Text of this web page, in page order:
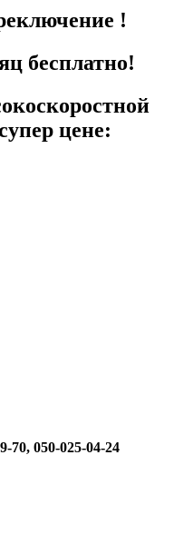
!
бесплатно!
цене:
70, 050-025-04-24